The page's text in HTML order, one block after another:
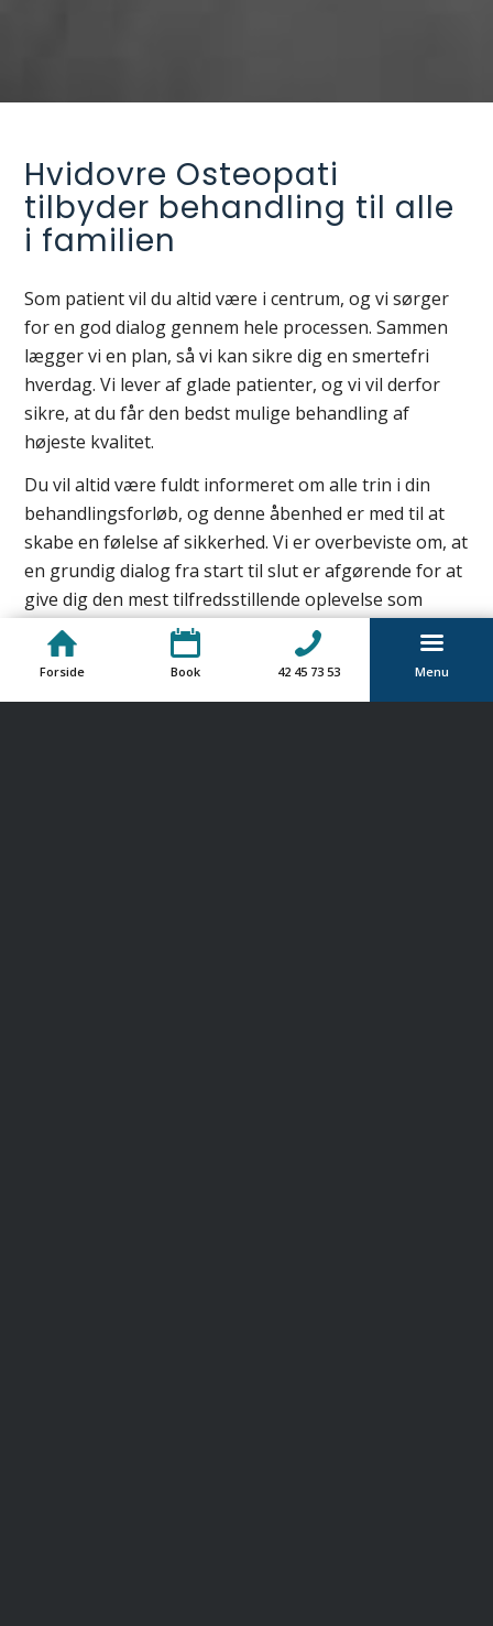
Hvidovre Osteopati
tilbyder behandling til alle
i familien
Som patient vil du altid være i centrum, og vi sørger
for en god dialog gennem hele processen. Sammen
lægger vi en plan, så vi kan sikre dig en smertefri
hverdag. Vi lever af glade patienter, og vi vil derfor
sikre, at du får den bedst mulige behandling af
højeste kvalitet.
Du vil altid være fuldt informeret om alle trin i din
behandlingsforløb, og denne åbenhed er med til at
skabe en følelse af sikkerhed. Vi er overbeviste om, at
en grundig dialog fra start til slut er afgørende for at
give dig den mest tilfredsstillende oplevelse som
patient. Hvis du søger en osteopat, så tøv ikke med at
tage kontakt til os.
Forside Book 42 45 73 53 Menu